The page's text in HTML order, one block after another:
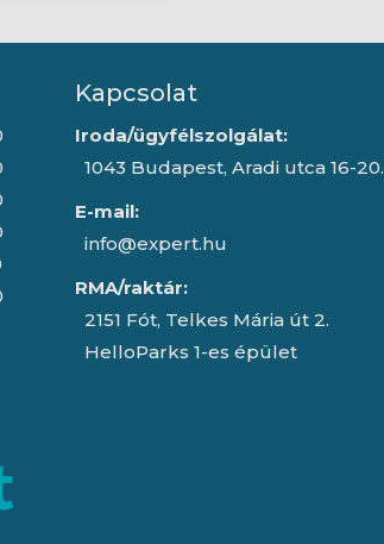
Kapcsolat
Iroda/ügyfélszolgálat:
1043 Budapest, Aradi utca 16-20.
E-mail:
info@expert.hu
RMA/raktár:
2151 Fót, Telkes Mária út 2.
HelloParks 1-es épület